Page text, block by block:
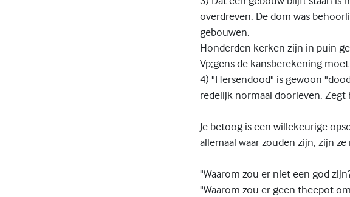
overdreven. De dom was
gebouwen.
Honderden kerken zijn in puin
Vp;gens de kansberekening
4) "Hersendood" is gewoon
redelijk normaal doorleven. Zegt
Je betoog is een willekeurige
allemaal waar zouden zijn, zijn
"Waarom zou er niet een god
"Waarom zou er geen theepot